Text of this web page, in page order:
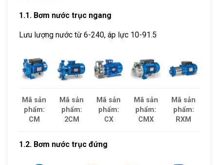
1.1. Bơm nước trục ngang
Lưu lượng nước từ 6-240, áp lực 10-91.5
Mã sản
phẩm:
CM
Mã sản
phẩm:
2CM
Mã sản
phẩm:
CX
Mã sản
phẩm:
CMX
Mã sản
phẩm:
RXM
1.2. Bơm nước trục đứng